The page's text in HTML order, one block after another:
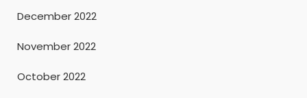
December 2022
November 2022
October 2022